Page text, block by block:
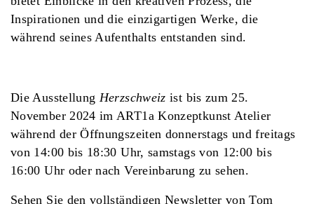
Inspirationen und die einzigartigen Werke, die
während seines Aufenthalts entstanden sind.
Die Ausstellung Herzschweiz ist bis zum 25.
November 2024 im ART1a Konzeptkunst Atelier
während der Öffnungszeiten donnerstags und freitags
von 14:00 bis 18:30 Uhr, samstags von 12:00 bis
16:00 Uhr oder nach Vereinbarung zu sehen.
Sehen Sie den vollständigen Newsletter von Tom